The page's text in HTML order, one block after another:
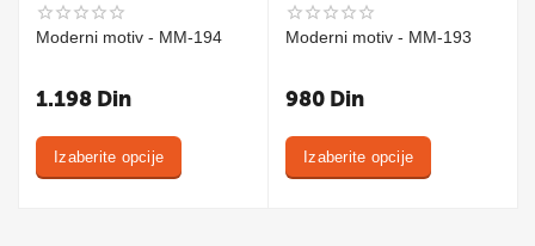
Moderni motiv - MM-194
1.198 Din
Izaberite opcije
Moderni motiv - MM-193
980 Din
Izaberite opcije